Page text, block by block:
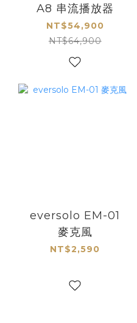
A8 串流播放器
NT$54,900
NT$64,900
eversolo EM-01
麥克風
NT$2,590